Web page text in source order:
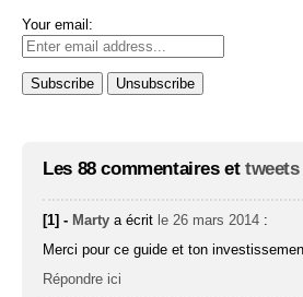
Your email:
Les 88 commentaires et tweets
[1] - Marty a écrit le 26 mars 2014 :
Merci pour ce guide et ton
Répondre ici